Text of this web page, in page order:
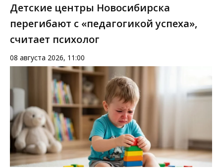
Детские центры Новосибирска
перегибают с «педагогикой успеха»,
считает психолог
08 августа 2026, 11:00